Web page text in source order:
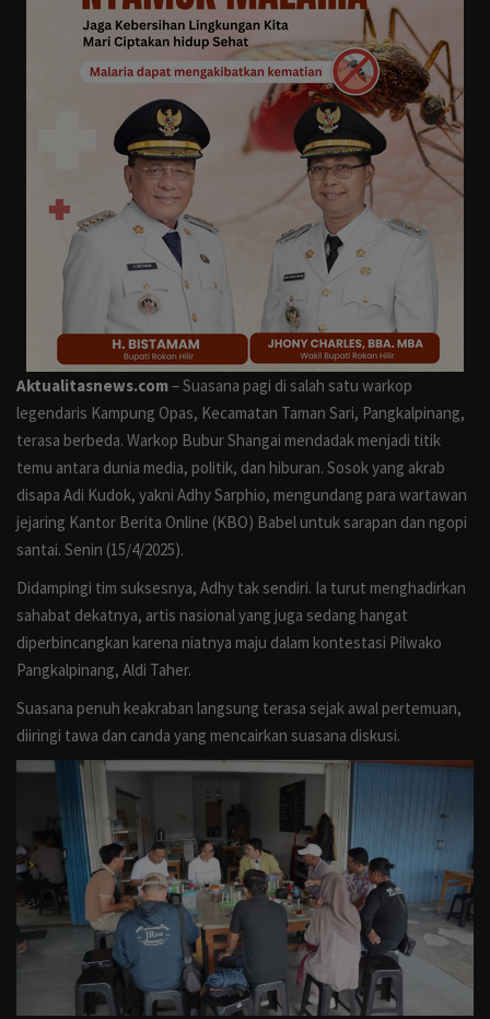
Otomotif
Kesehatan
Lingkungan Hidup
Militer
Polisi
Perlemen
Ekonomi
Liputan Khusus
Sosial
Bisnis
Infotorial
Iklan
Galeri
Banner
Aktualitasnews.com– Suasana pagi di salah satu warkop
legendaris Kampung Opas, Kecamatan Taman Sari, Pangkalpinang,
terasa berbeda. Warkop Bubur Shangai mendadak menjadi titik
temu antara dunia media, politik, dan hiburan. Sosok yang akrab
disapa Adi Kudok, yakni Adhy Sarphio, mengundang para wartawan
jejaring Kantor Berita Online (KBO) Babel untuk sarapan dan ngopi
santai. Senin (15/4/2025).
Didampingi tim suksesnya, Adhy tak sendiri. Ia turut menghadirkan
sahabat dekatnya, artis nasional yang juga sedang hangat
diperbincangkan karena niatnya maju dalam kontestasi Pilwako
Pangkalpinang, Aldi Taher.
Suasana penuh keakraban langsung terasa sejak awal pertemuan,
diiringi tawa dan canda yang mencairkan suasana diskusi.